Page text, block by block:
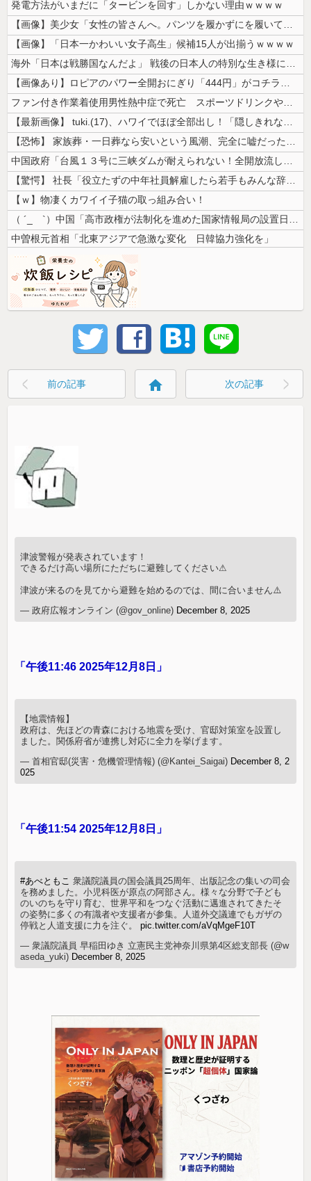
発電方法がいまだに「タービンを回す」しかない理由ｗｗｗｗ
【画像】美少女「女性の皆さんへ。パンツを履かずにを履いてみてください」
【画像】「日本一かわいい女子高生」候補15人が出揃うｗｗｗｗ
海外「日本は戦勝国なんだよ」 戦後の日本人の特別な生き様に各国から称賛...
【画像あり】ロピアのパワー全開おにぎり「444円」がコチラｗｗｗｗｗ
ファン付き作業着使用男性熱中症で死亡 スポーツドリンクやゼリー飲料持参...
【最新画像】 tuki.(17)、ハワイでほぼ全部出し！「隠しきれない...
【恐怖】 家族葬・一日葬なら安いという風潮、完全に嘘だった・・・・
中国政府「台風１３号に三峡ダムが耐えられない！全開放流しろ！」⇒ 下流...
【驚愕】 社長「役立たずの中年社員解雇したら若手もみんな辞めてしまった...
【ｗ】物凄くカワイイ子猫の取っ組み合い！
（ ´_ゝ`）中国「高市政権が法制化を進めた国家情報局の設置日が7月3...
中曽根元首相「北東アジアで急激な変化 日韓協力強化を」
前の記事 home 次の記事
津波警報が発表されています！
できるだけ高い場所にただちに避難してください⚠
津波が来るのを見てから避難を始めるのでは、間に合いません⚠️
— 政府広報オンライン (@gov_online) December 8, 2025
「午後11:46 2025年12月8日」
【地震情報】
政府は、先ほどの青森における地震を受け、官邸対策室を設置し
ました。関係府省が連携し対応に全力を挙げます。
— 首相官邸(災害・危機管理情報) (@Kantei_Saigai) December 8, 2
025
「午後11:54 2025年12月8日」
#あべともこ 衆議院議員の国会議員25周年、出版記念の集いの司会
を務めました。小児科医が原点の阿部さん。様々な分野で子ども
のいのちを守り育む、世界平和をつなぐ活動に邁進されてきたそ
の姿勢に多くの有識者や支援者が参集。人道外交議連でもガザの
停戦と人道支援に力を注ぐ。pic.twitter.com/aVqMgeF10T
— 衆議院議員 早稲田ゆき 立憲民主党神奈川県第4区総支部長 (@w
aseda_yuki) December 8, 2025